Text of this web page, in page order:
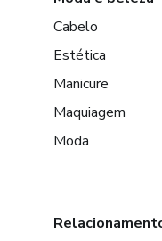
Cabelo
Estética
Manicure
Maquiagem
Moda